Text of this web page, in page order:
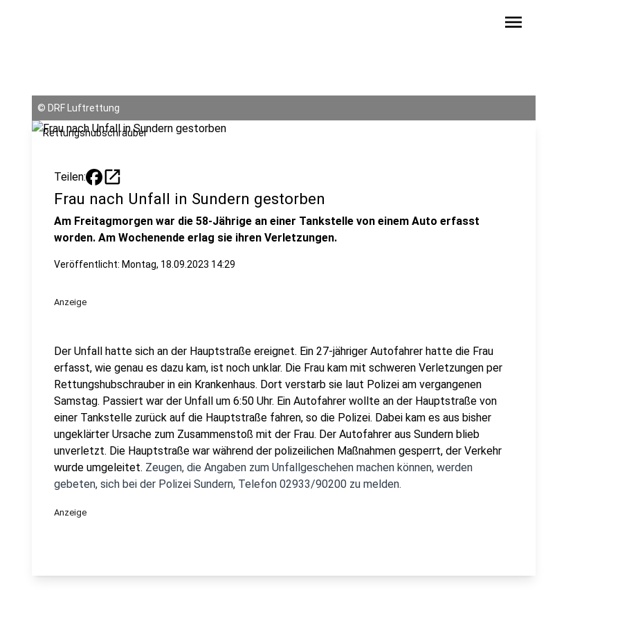
menu
© DRF Luftrettung
Rettungshubschrauber
Teilen: open_in_new
Frau nach Unfall in Sundern gestorben
Am Freitagmorgen war die 58-Jährige an einer Tankstelle von einem Auto erfasst
worden. Am Wochenende erlag sie ihren Verletzungen.
Veröffentlicht: Montag, 18.09.2023 14:29
Anzeige
Der Unfall hatte sich an der Hauptstraße ereignet. Ein 27-jähriger Autofahrer hatte die Frau
erfasst, wie genau es dazu kam, ist noch unklar. Die Frau kam mit schweren Verletzungen per
Rettungshubschrauber in ein Krankenhaus. Dort verstarb sie laut Polizei am vergangenen
Samstag. Passiert war der Unfall um 6:50 Uhr. Ein Autofahrer wollte an der Hauptstraße von
einer Tankstelle zurück auf die Hauptstraße fahren, so die Polizei. Dabei kam es aus bisher
ungeklärter Ursache zum Zusammenstoß mit der Frau. Der Autofahrer aus Sundern blieb
unverletzt. Die Hauptstraße war während der polizeilichen Maßnahmen gesperrt, der Verkehr
wurde umgeleitet. Zeugen, die Angaben zum Unfallgeschehen machen können, werden
gebeten, sich bei der Polizei Sundern, Telefon 02933/90200 zu melden.
Anzeige